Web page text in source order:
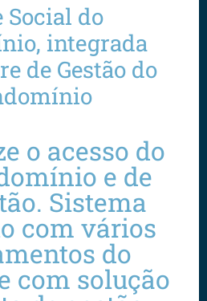
Social do
integrada
de Gestão do
o acesso do
e de
Sistema
com vários
do
com solução